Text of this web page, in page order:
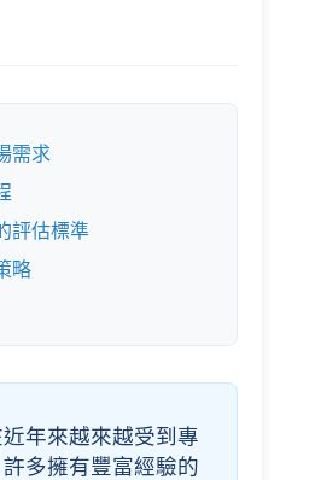
需求
評估標準
略
年來越來越受到專
多擁有豐富經驗的